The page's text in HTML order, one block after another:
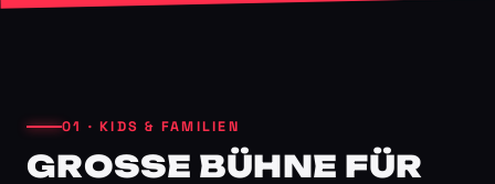
01 · KIDS & FAMILIEN
GROSSE BÜHNE FÜR K